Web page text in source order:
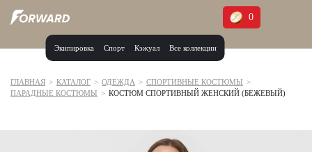
Экипировка Спорт Кэжуал Все коллекции
0
Москва и МО
ГЛАВНАЯ > КАТАЛОГ > ОДЕЖДА > СПОРТИВНЫЕ КОСТЮМЫ >
ПАРАДНЫЕ КОСТЮМЫ > КОСТЮМ СПОРТИВНЫЙ ЖЕНСКИЙ (БЕЖЕВЫЙ)